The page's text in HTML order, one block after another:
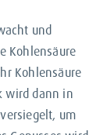
und
Kohlensäure
Kohlensäure
wird dann in
um